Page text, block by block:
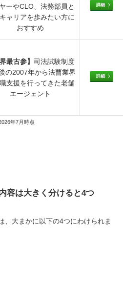
ーやCLO、法務部員と
ャリアを歩みたい方に
おすすめ
詳細
最古参】 司法試験制度
の2007年から法曹業界
支援を行ってきた老舗
エージェント
詳細
年7月時点
容は大きく分けると4つ
、大まかに以下の4つにわけられま